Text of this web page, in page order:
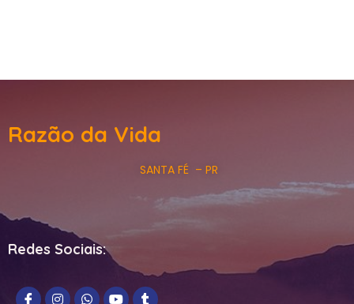
Razão da Vida
SANTA FÉ – PR
Redes Sociais: